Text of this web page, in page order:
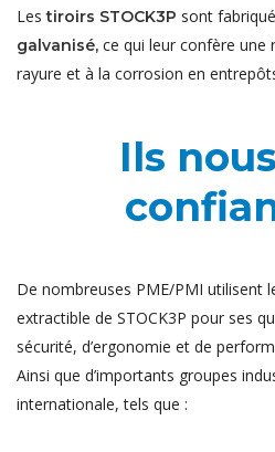
Les tiroirs STOCK3P sont
galvanisé, ce qui leur confère une
rayure et à la corrosion en
Ils
De nombreuses PME/PMI utilisent
extractible de STOCK3P pour ses
sécurité, d’ergonomie et de
Ainsi que d’importants groupes
internationale, tels que :